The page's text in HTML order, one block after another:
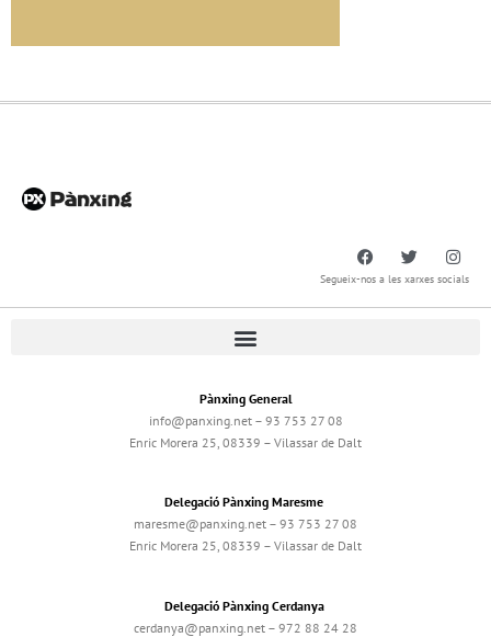
Segueix-nos a les xarxes socials
Pànxing General
info@panxing.net – 93 753 27 08
Enric Morera 25, 08339 – Vilassar de Dalt
Delegació Pànxing Maresme
maresme@panxing.net – 93 753 27 08
Enric Morera 25, 08339 – Vilassar de Dalt
Delegació Pànxing Cerdanya
cerdanya@panxing.net – 972 88 24 28